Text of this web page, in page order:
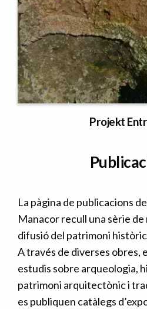
Projekt
La pàgina de publicacions
Manacor recull una sèrie
difusió del patrimoni
A través de diverses obres,
estudis sobre arqueologia,
patrimoni arquitectònic i
es publiquen catàlegs